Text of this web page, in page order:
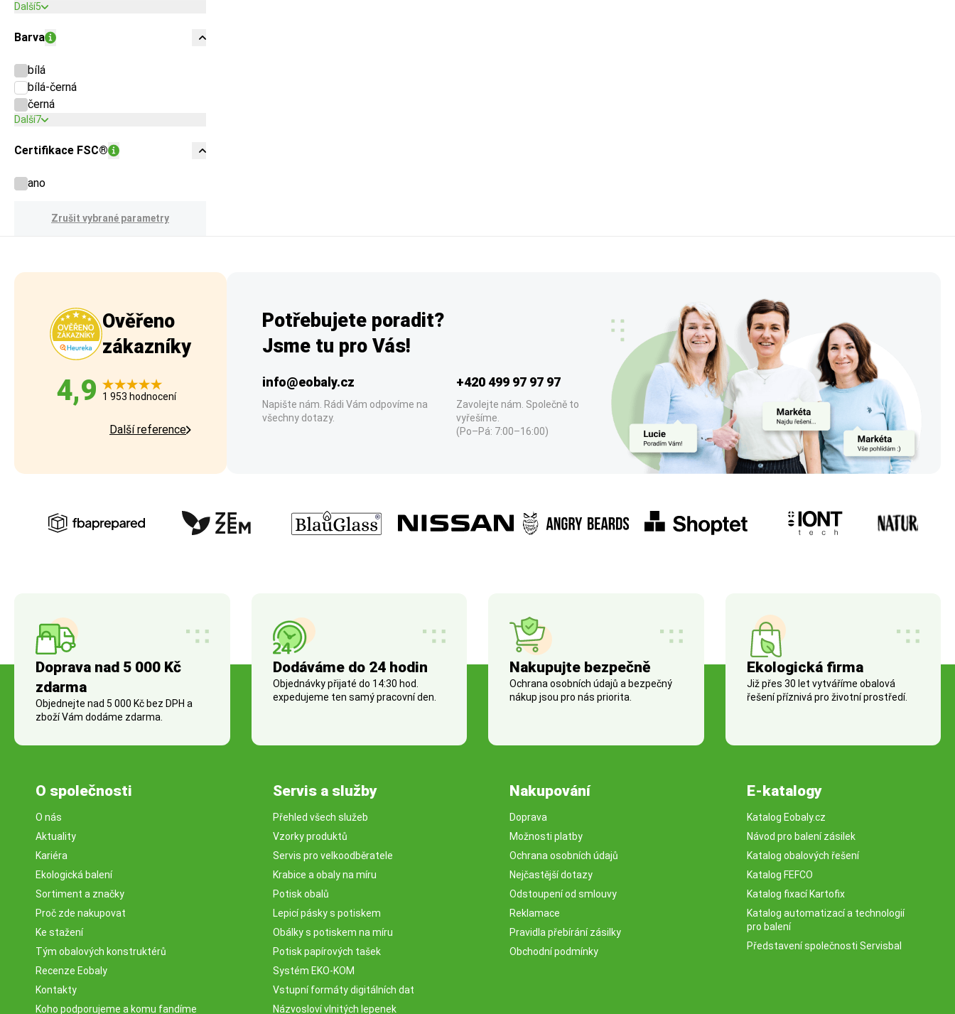
Další5
Barva
bílá
bílá-černá
černá
Další7
Certifikace FSC®
ano
Zrušit vybrané parametry
Ověřeno
zákazníky
4,9 1 953 hodnocení
Další reference
Potřebujete poradit?
Jsme tu pro Vás!
info@eobaly.cz
Napište nám. Rádi Vám odpovíme na
všechny dotazy.
+420 499 97 97 97
Zavolejte nám. Společně to
vyřešíme.
(Po–Pá: 7:00–16:00)
Doprava nad 5 000 Kč
zdarma
Objednejte nad 5 000 Kč bez DPH a
zboží Vám dodáme zdarma.
Dodáváme do 24 hodin
Objednávky přijaté do 14:30 hod.
expedujeme ten samý pracovní den.
Nakupujte bezpečně
Ochrana osobních údajů a bezpečný
nákup jsou pro nás priorita.
Ekologická firma
Již přes 30 let vytváříme obalová
řešení příznivá pro životní prostředí.
O společnosti
O nás
Aktuality
Kariéra
Ekologická balení
Sortiment a značky
Proč zde nakupovat
Ke stažení
Tým obalových konstruktérů
Recenze Eobaly
Kontakty
Koho podporujeme a komu fandíme
Servis a služby
Přehled všech služeb
Vzorky produktů
Servis pro velkoodběratele
Krabice a obaly na míru
Potisk obalů
Lepicí pásky s potiskem
Obálky s potiskem na míru
Potisk papírových tašek
Systém EKO-KOM
Vstupní formáty digitálních dat
Názvosloví vlnitých lepenek
Nakupování
Doprava
Možnosti platby
Ochrana osobních údajů
Nejčastější dotazy
Odstoupení od smlouvy
Reklamace
Pravidla přebírání zásilky
Obchodní podmínky
E-katalogy
Katalog Eobaly.cz
Návod pro balení zásilek
Katalog obalových řešení
Katalog FEFCO
Katalog fixací Kartofix
Katalog automatizací a technologií
pro balení
Představení společnosti Servisbal